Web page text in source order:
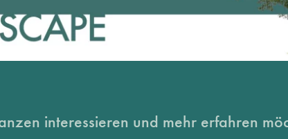
interessieren und mehr erfahren